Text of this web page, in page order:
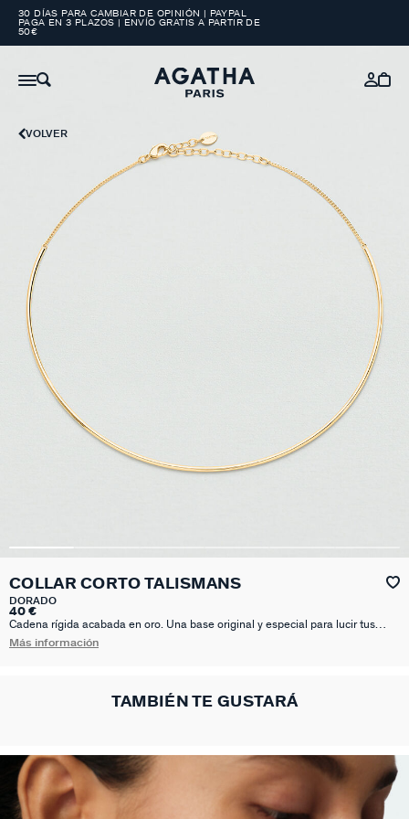
30 DÍAS PARA CAMBIAR DE OPINIÓN | PAYPAL
PAGA EN 3 PLAZOS | ENVÍO GRATIS A PARTIR DE
50€
VOLVER
COLLAR CORTO TALISMANS
DORADO
40 €
Cadena rígida acabada en oro. Una base original y especial para lucir tus
colgantes que mas te representen y se adapten a tu look. Elige tu base,
Más información
TAMBIÉN TE GUSTARÁ